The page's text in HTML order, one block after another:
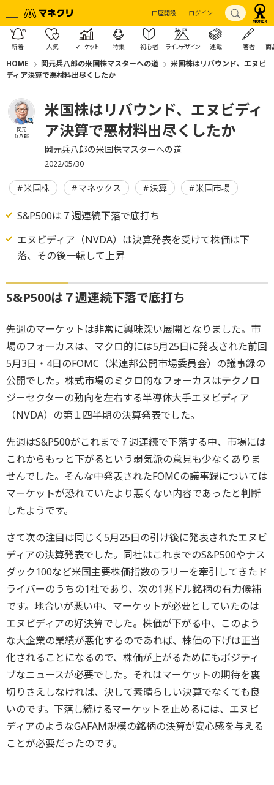
口座開設 ログイン
新着 人気 マーケット 特集 初心者 ライフデザイン 連載 著者 商
HOME 岡元兵八郎の米国株マスターへの道
米国株はリバウンド、エヌビ
ディア決算で悪材料出尽くしたか
岡元
兵八郎
米国株はリバウンド、エヌビディ
ア決算で悪材料出尽くしたか
岡元兵八郎の米国株マスターへの道
2022/05/30
米国株 マネックス 決算 米国市場
S&P500は７週連続下落で底打ち
エヌビディア（NVDA）は決算発表を受けて株価は下
落、その後一転して上昇
S&P500は７週連続下落で底打ち
先週のマーケットは非常に興味深い展開となりました。市
場のフォーカスは、マクロ的には5月25日に発表された前回
5月3日・4日のFOMC（米連邦公開市場委員会）の議事録の
公開でした。株式市場のミクロ的なフォーカスはテクノロ
ジーセクターの動向を左右する半導体大手エヌビディア
（NVDA）の第１四半期の決算発表でした。
先週はS&P500がこれまで７週連続で下落する中、市場には
これからもっと下がるという弱気派の意見も少なくありま
せんでした。そんな中発表されたFOMCの議事録については
マーケットが恐れていたより悪くない内容であったと判断
したようです。
さて次の注目は同じく5月25日の引け後に発表されたエヌビ
ディアの決算発表でした。同社はこれまでのS&P500やナス
ダック100など米国主要株価指数のラリーを牽引してきたド
ライバーのうちの1社であり、次の1兆ドル銘柄の有力候補
です。地合いが悪い中、マーケットが必要としていたのは
エヌビディアの好決算でした。株価が下がる中、このよう
な大企業の業績が悪化するのであれば、株価の下げは正当
化されることになるので、株価が上がるためにもポジティ
ブなニュースが必要でした。それはマーケットの期待を裏
切りさえしなければ、決して素晴らしい決算でなくても良
いのです。下落し続けるマーケットを止めるには、エヌビ
ディアのようなGAFAM規模の銘柄の決算が安心感を与える
ことが必要だったのです。